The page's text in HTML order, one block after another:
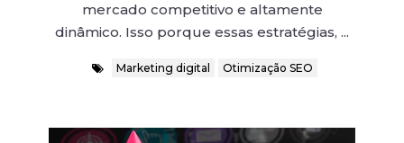
mercado competitivo e altamente
dinâmico. Isso porque essas estratégias, ...
Marketing digital Otimização SEO